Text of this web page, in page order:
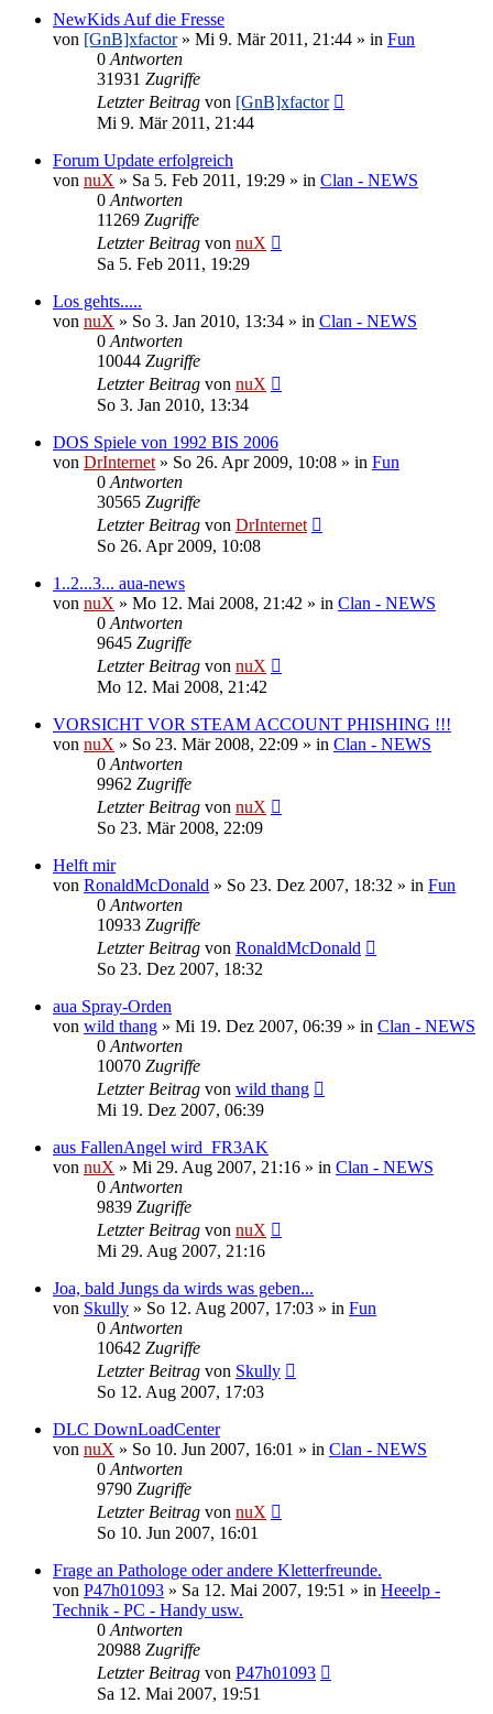
NewKids Auf die Fresse
von [GnB]xfactor» Mi 9. Mär 2011, 21:44 » in Fun
0 Antworten
31931 Zugriffe
Letzter Beitrag von [GnB]xfactor
Mi 9. Mär 2011, 21:44
Forum Update erfolgreich
von nuX » Sa 5. Feb 2011, 19:29 » in Clan - NEWS
0 Antworten
11269 Zugriffe
Letzter Beitrag von nuX
Sa 5. Feb 2011, 19:29
Los gehts.....
von nuX » So 3. Jan 2010, 13:34 » in Clan - NEWS
0 Antworten
10044 Zugriffe
Letzter Beitrag von nuX
So 3. Jan 2010, 13:34
DOS Spiele von 1992 BIS 2006
von DrInternet » So 26. Apr 2009, 10:08 » in Fun
0 Antworten
30565 Zugriffe
Letzter Beitrag von DrInternet
So 26. Apr 2009, 10:08
1..2...3... aua-news
von nuX » Mo 12. Mai 2008, 21:42 » in Clan - NEWS
0 Antworten
9645 Zugriffe
Letzter Beitrag von nuX
Mo 12. Mai 2008, 21:42
VORSICHT VOR STEAM ACCOUNT PHISHING !!!
von nuX » So 23. Mär 2008, 22:09 » in Clan - NEWS
0 Antworten
9962 Zugriffe
Letzter Beitrag von nuX
So 23. Mär 2008, 22:09
Helft mir
von RonaldMcDonald » So 23. Dez 2007, 18:32 » in Fun
0 Antworten
10933 Zugriffe
Letzter Beitrag von RonaldMcDonald
So 23. Dez 2007, 18:32
aua Spray-Orden
von wild thang » Mi 19. Dez 2007, 06:39 » in Clan - NEWS
0 Antworten
10070 Zugriffe
Letzter Beitrag von wild thang
Mi 19. Dez 2007, 06:39
aus FallenAngel wird FR3AK
von nuX » Mi 29. Aug 2007, 21:16 » in Clan - NEWS
0 Antworten
9839 Zugriffe
Letzter Beitrag von nuX
Mi 29. Aug 2007, 21:16
Joa, bald Jungs da wirds was geben...
von Skully » So 12. Aug 2007, 17:03 » in Fun
0 Antworten
10642 Zugriffe
Letzter Beitrag von Skully
So 12. Aug 2007, 17:03
DLC DownLoadCenter
von nuX » So 10. Jun 2007, 16:01 » in Clan - NEWS
0 Antworten
9790 Zugriffe
Letzter Beitrag von nuX
So 10. Jun 2007, 16:01
Frage an Pathologe oder andere Kletterfreunde.
von P47h01093 » Sa 12. Mai 2007, 19:51 » in Heeelp -
Technik - PC - Handy usw.
0 Antworten
20988 Zugriffe
Letzter Beitrag von P47h01093
Sa 12. Mai 2007, 19:51